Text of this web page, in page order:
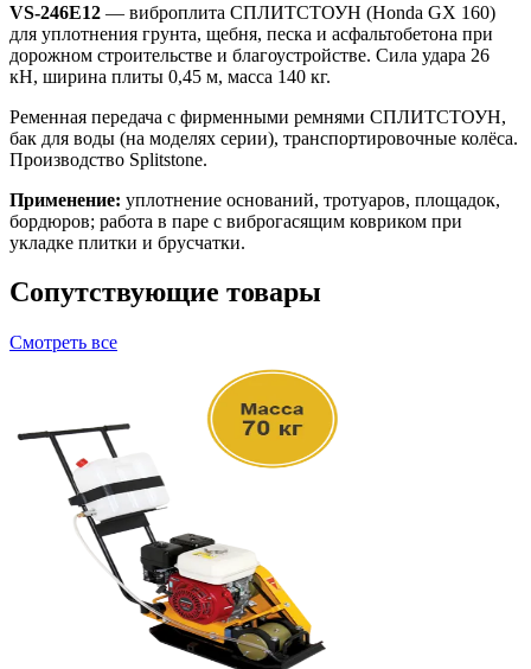
VS-246E12 — виброплита СПЛИТСТОУН (Honda GX 160)
для уплотнения грунта, щебня, песка и асфальтобетона при
дорожном строительстве и благоустройстве. Сила удара 26
кН, ширина плиты 0,45 м, масса 140 кг.
Ременная передача с фирменными ремнями СПЛИТСТОУН,
бак для воды (на моделях серии), транспортировочные колёса.
Производство Splitstone.
Применение: уплотнение оснований, тротуаров, площадок,
бордюров; работа в паре с виброгасящим ковриком при
укладке плитки и брусчатки.
Сопутствующие товары
Смотреть все